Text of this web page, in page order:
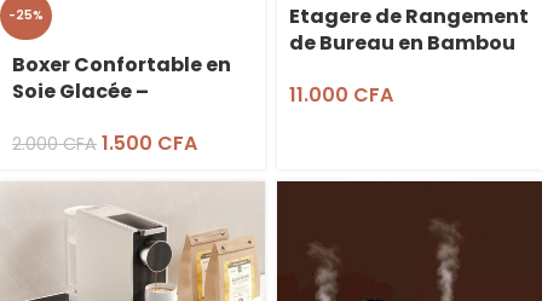
-25%
Boxer Confortable en
Soie Glacée –
Rapide
2.000CFA 1.500 CFA
Etagere de Rangement
de Bureau en Bambou
11.000 CFA